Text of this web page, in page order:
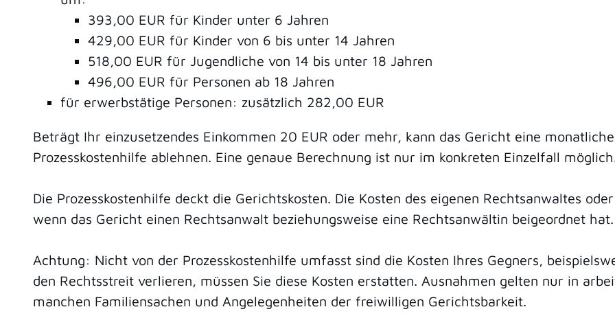
393,00 EUR für Kinder unter 6 Jahren
429,00 EUR für Kinder von 6 bis unter 14 Jahren
518,00 EUR für Jugendliche von 14 bis unter 18 Jahren
496,00 EUR für Personen ab 18 Jahren
für erwerbstätige Personen: zusätzlich 282,00 EUR
Beträgt Ihr einzusetzendes Einkommen 20 EUR oder mehr, kann das Gericht eine
Prozesskostenhilfe ablehnen. Eine genaue Berechnung ist nur im konkreten Einzelfall
Die Prozesskostenhilfe deckt die Gerichtskosten. Die Kosten des eigenen Rechtsanwaltes
wenn das Gericht einen Rechtsanwalt beziehungsweise eine Rechtsanwältin beigeordnet hat.
Achtung: Nicht von der Prozesskostenhilfe umfasst sind die Kosten Ihres Gegners,
den Rechtsstreit verlieren, müssen Sie diese Kosten erstatten. Ausnahmen gelten nur in
manchen Familiensachen und Angelegenheiten der freiwilligen Gerichtsbarkeit.